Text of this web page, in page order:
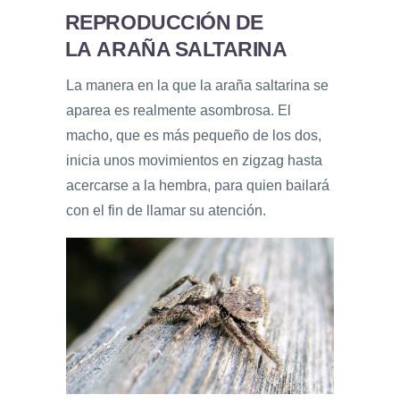
REPRODUCCIÓN DE
LA ARAÑA SALTARINA
La manera en la que la araña saltarina se
aparea es realmente asombrosa. El
macho, que es más pequeño de los dos,
inicia unos movimientos en zigzag hasta
acercarse a la hembra, para quien bailará
con el fin de llamar su atención.